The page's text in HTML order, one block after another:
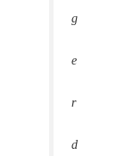
g
e
r
d